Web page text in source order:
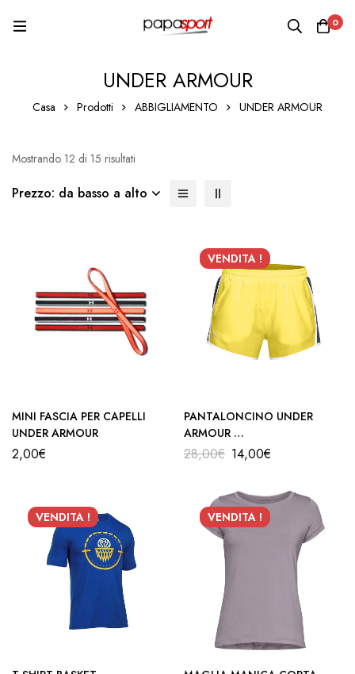
0
UNDER ARMOUR
Casa Prodotti ABBIGLIAMENTO UNDER ARMOUR
Mostrando 12 di 15 risultati
Prezzo: da basso a alto
MINI FASCIA PER CAPELLI
UNDER ARMOUR
2,00€
VENDITA !
PANTALONCINO UNDER
ARMOUR
DONNA
28,00€ 14,00€
VENDITA ! VENDITA !